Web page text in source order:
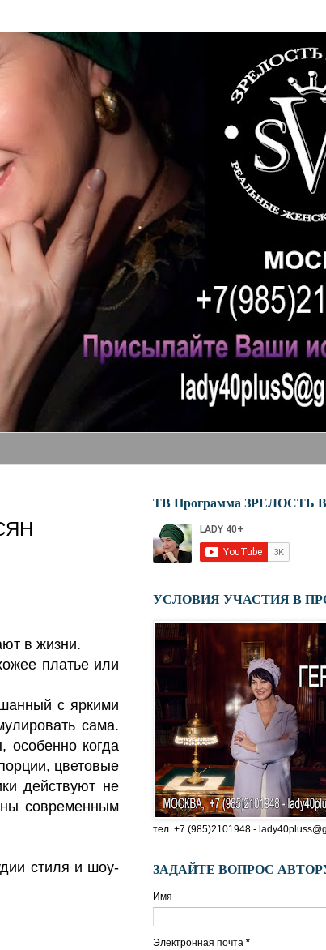
в жизни.
платье или
с яркими
сама.
особенно когда
цветовые
действуют не
современным
стиля и шоу-
ТВ Программа ЗРЕЛОСТЬ
УСЛОВИЯ УЧАСТИЯ В
тел. +7 (985)2101948 -
ЗАДАЙТЕ ВОПРОС
Имя
Электронная почта *